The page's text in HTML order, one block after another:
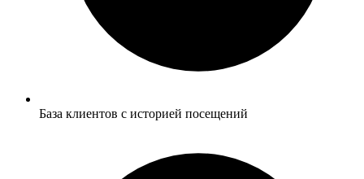
База клиентов с историей посещений